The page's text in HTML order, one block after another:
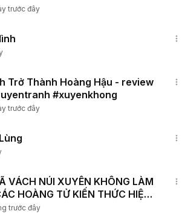
trước đây
Trở Thành Hoàng Hậu - review
#xuyenkhong
trước đây
VÁCH NÚI XUYÊN KHÔNG LÀM
HOÀNG TỬ KIẾN THỨC HIỆN
trước đây